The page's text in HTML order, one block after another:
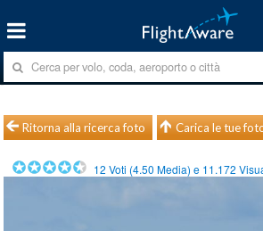
Ritorna alla ricerca foto Carica le tue
12 Voti (4.50 Media) e 11.172